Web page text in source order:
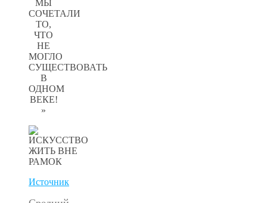
МЫ
СОЧЕТАЛИ
ТО,
ЧТО
НЕ
МОГЛО
СУЩЕСТВОВАТЬ
В
ОДНОМ
ВЕКЕ!
»
Источник